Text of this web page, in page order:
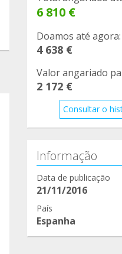
6 810 €
Doamos até agora:
4 638 €
Valor angariado
2 172 €
Consultar o
Informação
Data de publicação
21/11/2016
País
Espanha